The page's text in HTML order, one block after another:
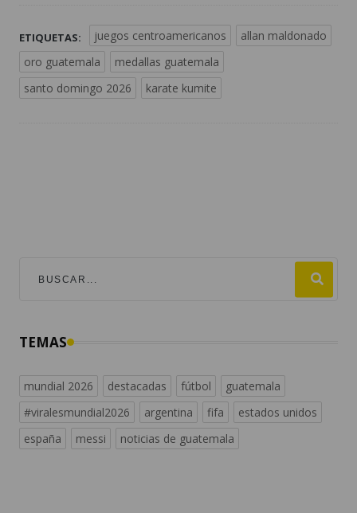
ETIQUETAS: juegos centroamericanos
allan maldonado
oro guatemala
medallas guatemala
santo domingo 2026
karate kumite
mundial 2026
españa
messi noticias de guatemala